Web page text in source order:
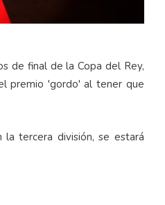
de final de la Copa del Rey,
premio 'gordo' al tener que
tercera división, se estará